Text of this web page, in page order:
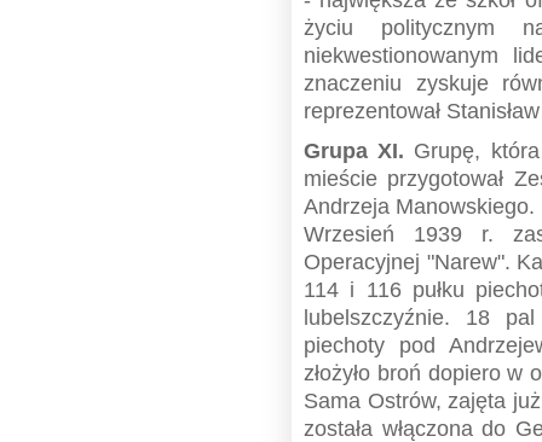
życiu politycznym
niekwestionowanym
znaczeniu zyskuje
reprezentował
Grupa XI. Grupę,
mieście przygotował
Andrzeja Manowskiego.
Wrzesień 1939 r.
Operacyjnej "Narew".
114 i 116 pułku
lubelszczyźnie. 18
piechoty pod
złożyło broń dopiero
Sama Ostrów, zajęta
została włączona do